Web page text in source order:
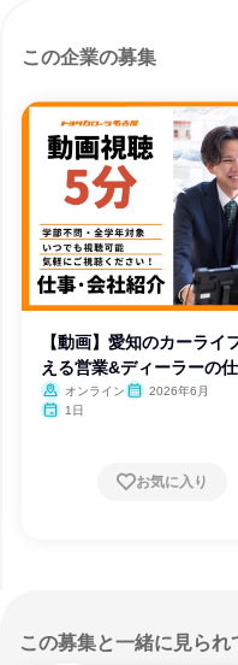
この企業の募集
【動画】愛知のカーライ
える営業&ディーラーの
介
オンライン
2026年6月
1日
お気に入り
この募集と一緒に見られ